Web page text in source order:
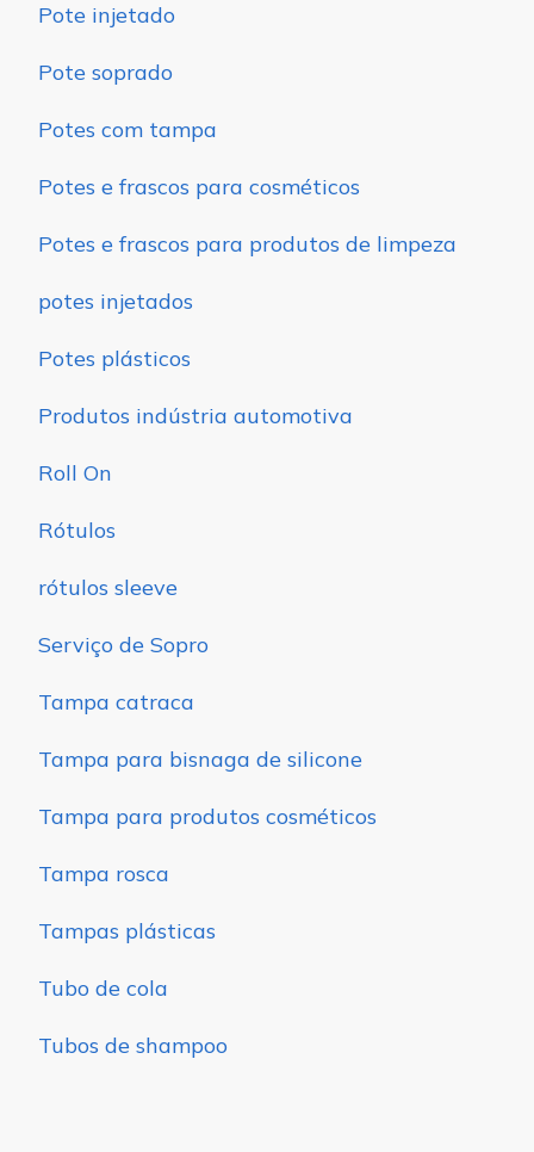
Pote injetado
Pote soprado
Potes com tampa
Potes e frascos para cosméticos
Potes e frascos para produtos de limpeza
potes injetados
Potes plásticos
Produtos indústria automotiva
Roll On
Rótulos
rótulos sleeve
Serviço de Sopro
Tampa catraca
Tampa para bisnaga de silicone
Tampa para produtos cosméticos
Tampa rosca
Tampas plásticas
Tubo de cola
Tubos de shampoo